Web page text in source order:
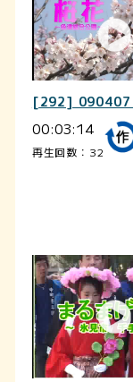
[292] 090407
00:03:14
再生回数：32